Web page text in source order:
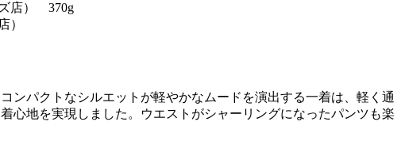
）
ンパクトなシルエットが軽やかなムードを演出する一着は、軽く通
心地を実現しました。ウエストがシャーリングになったパンツも楽